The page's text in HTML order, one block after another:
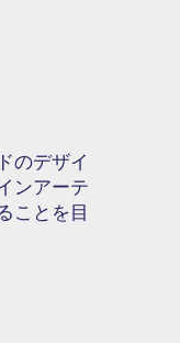
のデザイ
ンアーテ
ことを目